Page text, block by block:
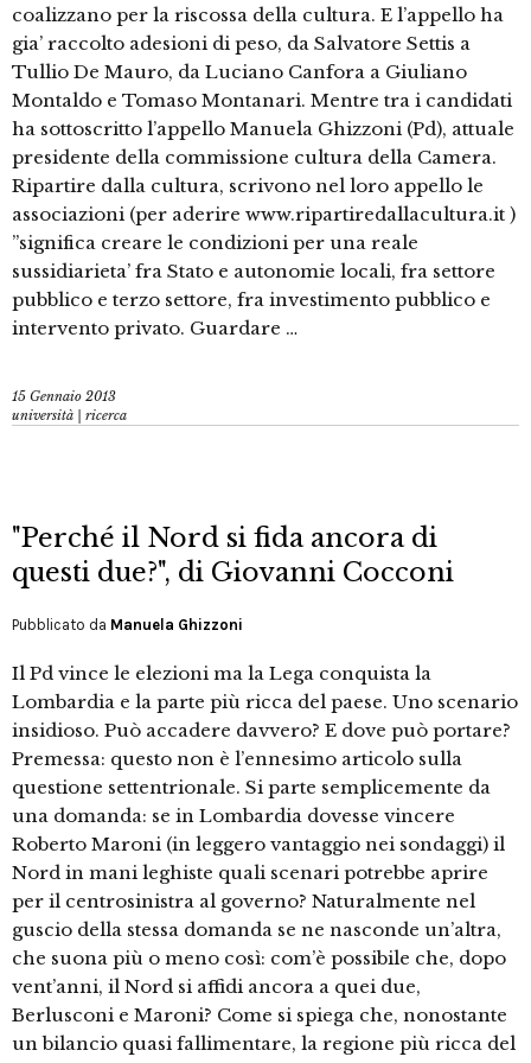
coalizzano per la riscossa della cultura. E l’appello ha
gia’ raccolto adesioni di peso, da Salvatore Settis a
Tullio De Mauro, da Luciano Canfora a Giuliano
Montaldo e Tomaso Montanari. Mentre tra i candidati
ha sottoscritto l’appello Manuela Ghizzoni (Pd), attuale
presidente della commissione cultura della Camera.
Ripartire dalla cultura, scrivono nel loro appello le
associazioni (per aderire www.ripartiredallacultura.it )
”significa creare le condizioni per una reale
sussidiarieta’ fra Stato e autonomie locali, fra settore
pubblico e terzo settore, fra investimento pubblico e
intervento privato. Guardare …
15 Gennaio 2013
università | ricerca
"Perché il Nord si fida ancora di
questi due?", di Giovanni Cocconi
Pubblicato da Manuela Ghizzoni
Il Pd vince le elezioni ma la Lega conquista la
Lombardia e la parte più ricca del paese. Uno scenario
insidioso. Può accadere davvero? E dove può portare?
Premessa: questo non è l’ennesimo articolo sulla
questione settentrionale. Si parte semplicemente da
una domanda: se in Lombardia dovesse vincere
Roberto Maroni (in leggero vantaggio nei sondaggi) il
Nord in mani leghiste quali scenari potrebbe aprire
per il centrosinistra al governo? Naturalmente nel
guscio della stessa domanda se ne nasconde un’altra,
che suona più o meno così: com’è possibile che, dopo
vent’anni, il Nord si affidi ancora a quei due,
Berlusconi e Maroni? Come si spiega che, nonostante
un bilancio quasi fallimentare, la regione più ricca del